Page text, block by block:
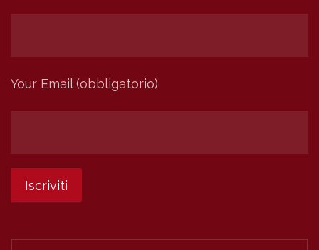
Your Email (obbligatorio)